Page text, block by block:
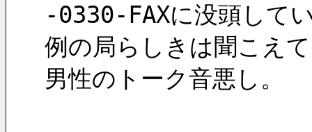
-0330-FAXに没頭して
例の局らしきは聞こえ
男性のトーク音悪し。